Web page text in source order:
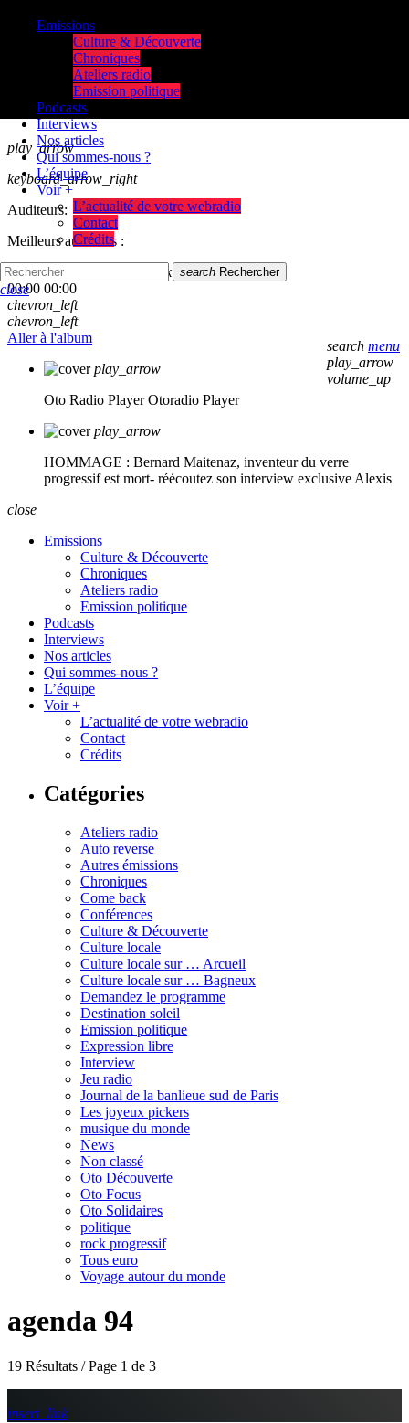
play_arrow
keyboard_arrow_right
Auditeurs:
Meilleurs auditeurs :
skip_previous
skip_next
00:00 00:00
chevron_left
chevron_left
Aller à l'album
play_arrow
Oto Radio Player Otoradio Player
play_arrow
HOMMAGE : Bernard Maitenaz, inventeur du verre
progressif est mort- réécoutez son interview exclusive Alexis
Emissions
Culture & Découverte
Chroniques
Ateliers radio
Emission politique
Podcasts
Interviews
Nos articles
Qui sommes-nous ?
L’équipe
Voir +
L’actualité de votre webradio
Contact
Crédits
search menu
play_arrow
volume_up
search Rechercher
close
close
Emissions
Culture & Découverte
Chroniques
Ateliers radio
Emission politique
Podcasts
Interviews
Nos articles
Qui sommes-nous ?
L’équipe
Voir +
L’actualité de votre webradio
Contact
Crédits
Catégories
Ateliers radio
Auto reverse
Autres émissions
Chroniques
Come back
Conférences
Culture & Découverte
Culture locale
Culture locale sur … Arcueil
Culture locale sur … Bagneux
Demandez le programme
Destination soleil
Emission politique
Expression libre
Interview
Jeu radio
Journal de la banlieue sud de Paris
Les joyeux pickers
musique du monde
News
Non classé
Oto Découverte
Oto Focus
Oto Solidaires
politique
rock progressif
Tous euro
Voyage autour du monde
agenda 94
19 Résultats / Page 1 de 3
insert_link